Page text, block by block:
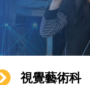
視覺藝術科